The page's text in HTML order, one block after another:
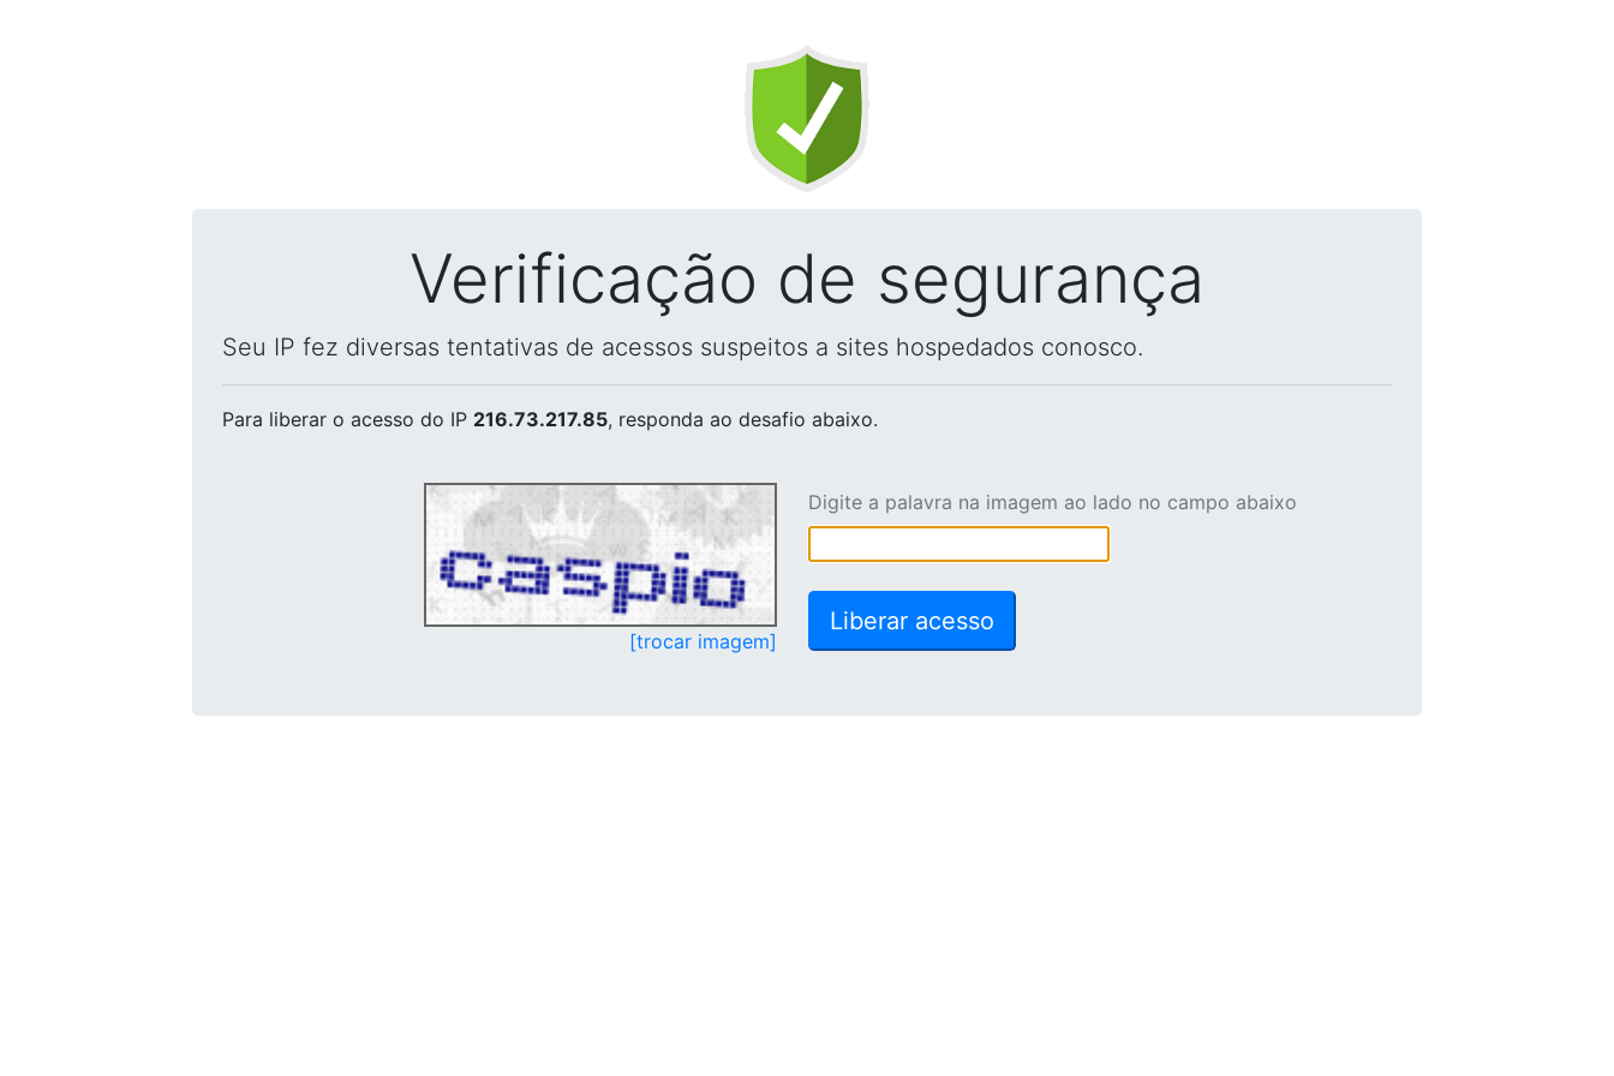
Verificação de segurança
Seu IP fez diversas tentativas de acessos suspeitos a sites hospedados conosco.
Para liberar o acesso do IP 216.73.217.85, responda ao desafio abaixo.
[trocar imagem]
Digite a palavra na imagem ao lado no campo abaixo